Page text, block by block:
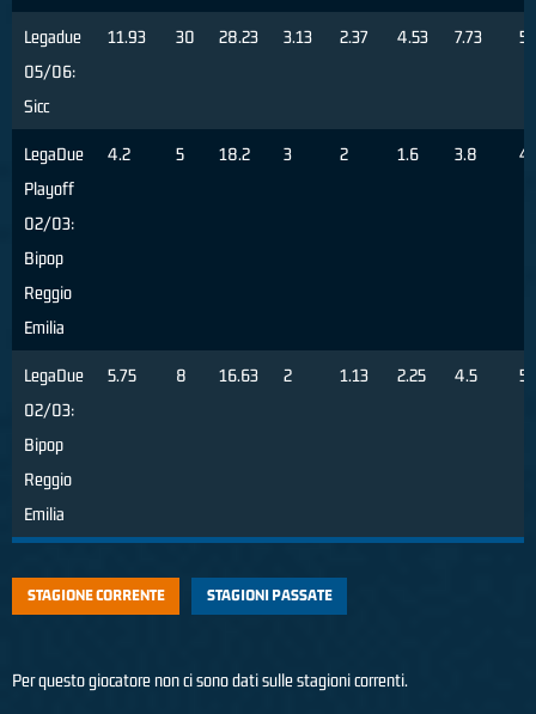
Legadue
05/06:
Sicc
11.93 30 28.23 3.13 2.37 4.53 7.73 59
LegaDue
Playoff
02/03:
Bipop
Reggio
Emilia
4.2 5 18.2 3 2 1.6 3.8
LegaDue
02/03:
Bipop
Reggio
Emilia
5.75 8 16.63 2 1.13 2.25 4.5
STAGIONE CORRENTE STAGIONI PASSATE
Per questo giocatore non ci sono dati sulle stagioni correnti.